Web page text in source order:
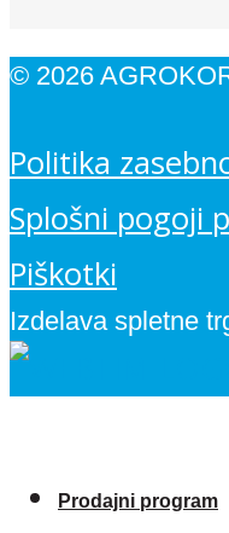
© 2026
Politika
Splošni pogoji
Piškotki
Izdelava spletne
Prodajni program